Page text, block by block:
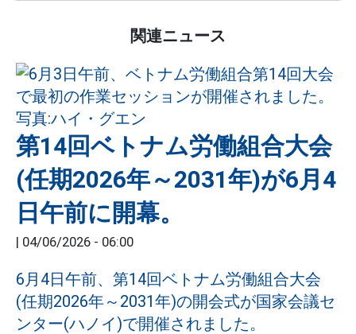
関連ニュース
第14回ベトナム労働組合大会
(任期2026年～2031年)が6月4
日午前に開幕。
| 04/06/2026 - 06:00
6月4日午前、第14回ベトナム労働組合大会
(任期2026年～2031年)の開会式が国家会議セ
ンター(ハノイ)で開催されました。